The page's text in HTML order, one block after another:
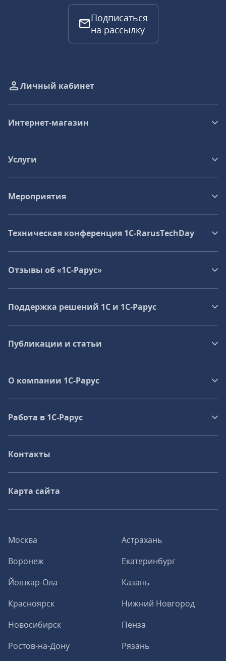
Подписаться
на рассылку
Москва
Астрахань
Воронеж
Екатеринбург
Йошкар-Ола
Казань
Красноярск
Нижний Новгород
Новосибирск
Пенза
Ростов-на-Дону
Рязань
Личный кабинет
Интернет-магазин
Услуги
Мероприятия
Техническая конференция 1C‑RarusTechDay
Отзывы об «1С-Рарус»
Поддержка решений 1С и 1С‑Рарус
Публикации и статьи
О компании 1C-Рарус
Работа в 1С‑Рарус
Контакты
Карта сайта